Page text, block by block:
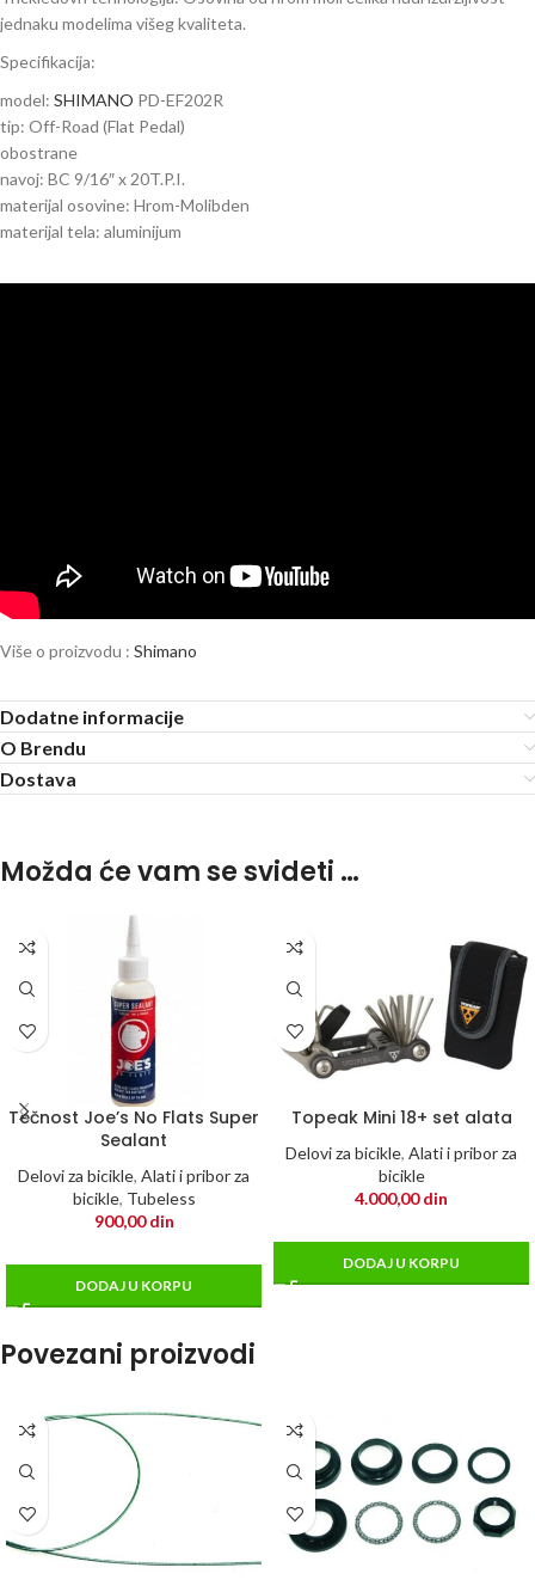
jednaku modelima višeg kvaliteta.
Specifikacija:
model: SHIMANO PD-EF202R
tip: Off-Road (Flat Pedal)
obostrane
navoj: BC 9/16″ x 20T.P.I.
materijal osovine: Hrom-Molibden
materijal tela: aluminijum
Više o proizvodu : Shimano
Dodatne informacije
O Brendu
Dostava
Možda će vam se svideti …
Tečnost Joe’s No Flats Super
Sealant
Delovi za bicikle, Alati i pribor za
bicikle, Tubeless
900,00din
DODAJ U KORPU
Topeak Mini 18+ set alata
Delovi za bicikle, Alati i pribor za
bicikle
4.000,00din
DODAJ U KORPU
Povezani proizvodi